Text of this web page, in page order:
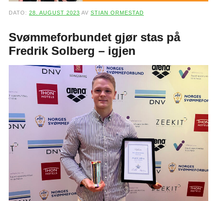
DATO: 28. AUGUST 2023 AV STIAN ORMESTAD
Svømmeforbundet gjør stas på
Fredrik Solberg – igjen